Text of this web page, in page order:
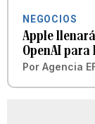
NEGOCIOS
Apple
OpenAI para
Por Agencia